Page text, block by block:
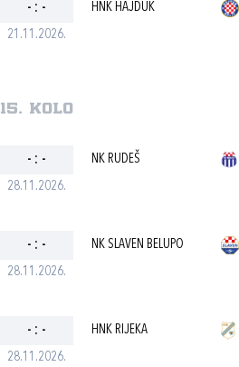
21.11.2026.
- : - HNK HAJDUK
15. kolo
28.11.2026.
- : - NK RUDEŠ
28.11.2026.
- : - NK SLAVEN BELUPO
28.11.2026.
- : - HNK RIJEKA